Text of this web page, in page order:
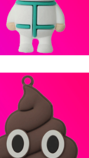
فلش مموری عروسکی -- کد B5